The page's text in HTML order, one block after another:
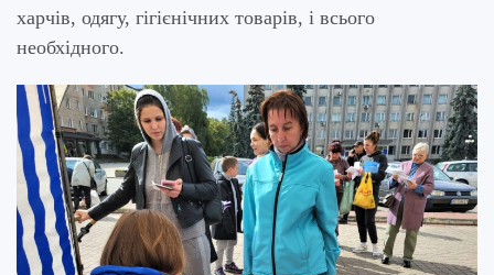
харчів, одягу, гігієнічних товарів, і всього
необхідного.